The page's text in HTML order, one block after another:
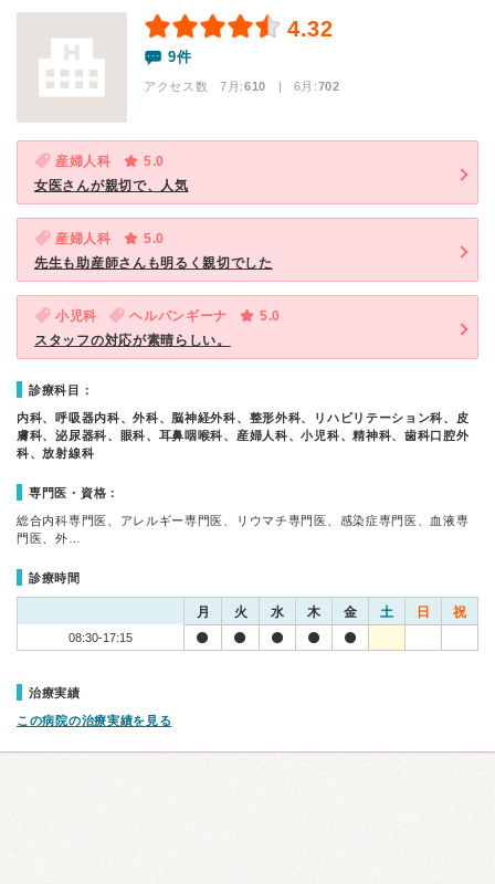
4.32
9件
アクセス数 7月:610 | 6月:702
産婦人科
5.0
女医さんが親切で、人気
産婦人科
5.0
先生も助産師さんも明るく親切でした
小児科 ヘルパンギーナ
5.0
スタッフの対応が素晴らしい。
診療科目：
内科、呼吸器内科、外科、脳神経外科、整形外科、リハビリテーション科、皮
膚科、泌尿器科、眼科、耳鼻咽喉科、産婦人科、小児科、精神科、歯科口腔外
科、放射線科
専門医・資格：
総合内科専門医、アレルギー専門医、リウマチ専門医、感染症専門医、血液専
門医、外…
診療時間
月 火 水 木 金 土 日 祝
08:30-17:15
治療実績
この病院の治療実績を見る